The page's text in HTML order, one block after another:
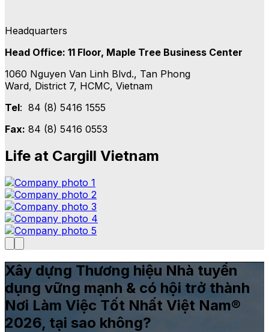
Headquarters
Head Office: 11 Floor, Maple Tree Business Center
1060 Nguyen Van Linh Blvd., Tan Phong
Ward, District 7, HCMC, Vietnam
Tel: 84 (8) 5416 1555
Fax: 84 (8) 5416 0553
Life at Cargill Vietnam
Xây dựng Thương hiệu Nhà tuyển
dụng vững mạnh & có hội trở thành
Nơi Làm Việc Tốt Nhất Việt Nam®
2026, tại sao không?